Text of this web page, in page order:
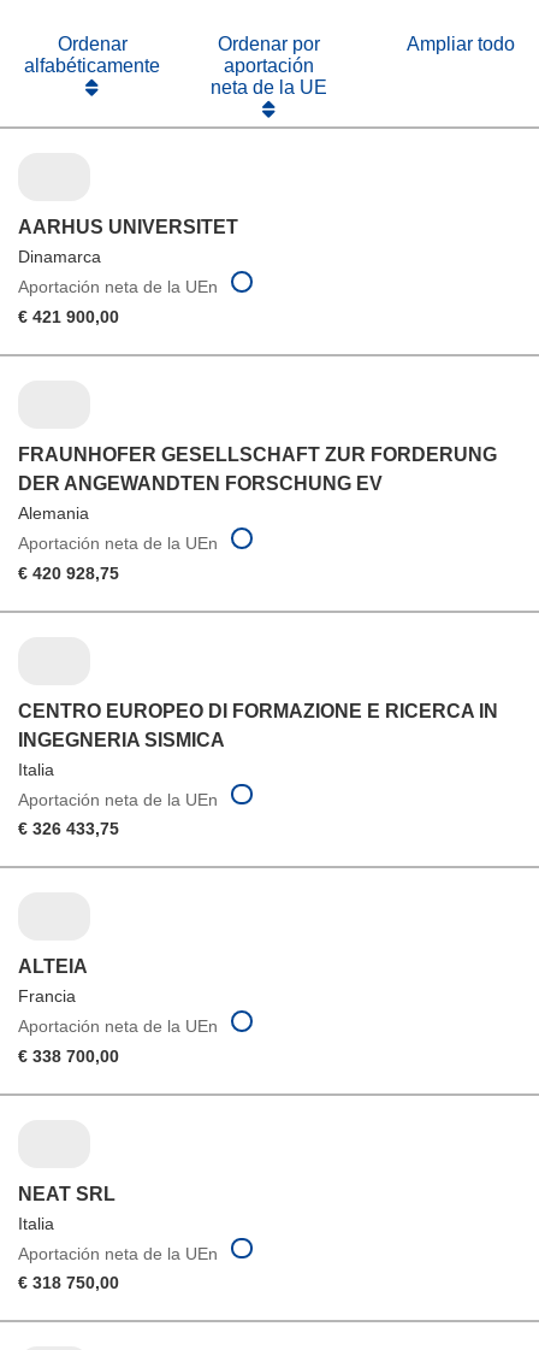
Ordenar
alfabéticamente
Ordenar por
aportación
neta de la UE
Ampliar todo
AARHUS UNIVERSITET
Dinamarca
Aportación neta de la UEn
€ 421 900,00
FRAUNHOFER GESELLSCHAFT ZUR FORDERUNG
DER ANGEWANDTEN FORSCHUNG EV
Alemania
Aportación neta de la UEn
€ 420 928,75
CENTRO EUROPEO DI FORMAZIONE E RICERCA IN
INGEGNERIA SISMICA
Italia
Aportación neta de la UEn
€ 326 433,75
ALTEIA
Francia
Aportación neta de la UEn
€ 338 700,00
NEAT SRL
Italia
Aportación neta de la UEn
€ 318 750,00